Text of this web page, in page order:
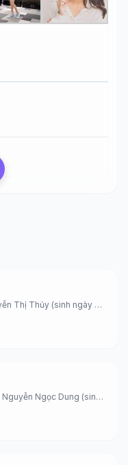
Thị Thủy (sinh ngày 3
Ngọc Dung (sinh